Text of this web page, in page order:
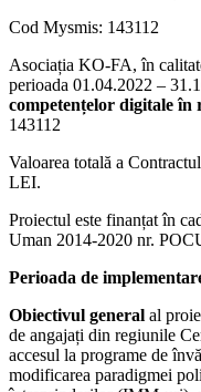
Cod Mysmis: 143112
Asociația KO-FA, în
perioada 01.04.2022 –
competențelor digitale în
143112
Valoarea totală a
LEI.
Proiectul este finanțat în
Uman 2014-2020 nr.
Perioada de
Obiectivul general al
de angajați din regiunile
accesul la programe de
modificarea paradigmei